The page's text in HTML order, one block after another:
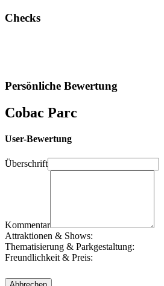
Checks
Persönliche Bewertung
Cobac Parc
User-Bewertung
Überschrift
Kommentar
Attraktionen & Shows:
Thematisierung & Parkgestaltung:
Freundlichkeit & Preis: